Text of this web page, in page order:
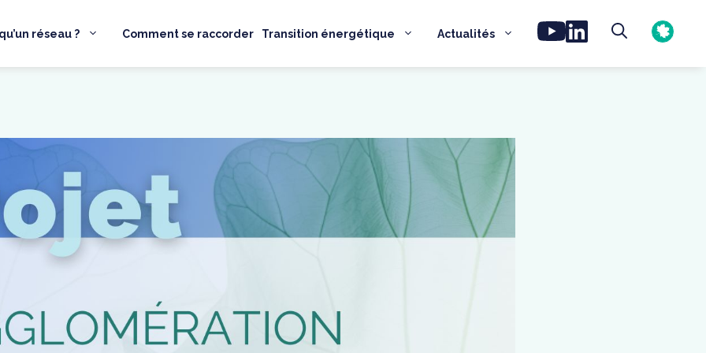
réseau ? Comment se raccorder Transition énergétique Actualités